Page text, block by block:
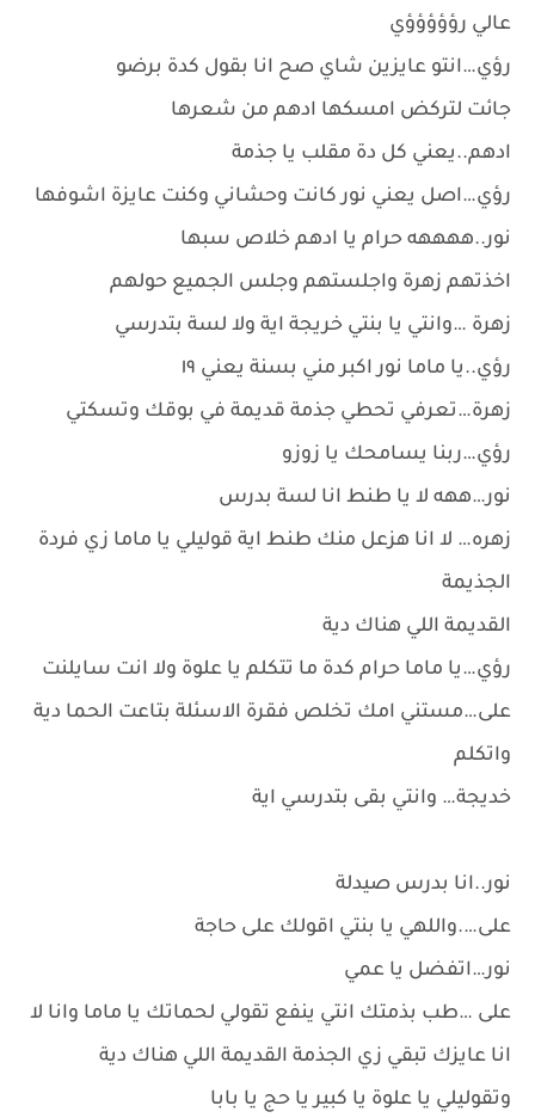
عالي رؤؤؤؤؤي
رؤي…انتو عايزين شاي صح انا بقول كدة برضو
جائت لتركض امسكها ادهم من شعرها
ادهم..يعني كل دة مقلب يا جذمة
رؤي…اصل يعني نور كانت وحشاني وكنت عايزة اشوفها
نور..ههههه حرام يا ادهم خلاص سبها
اخذتهم زهرة واجلستهم وجلس الجميع حولهم
زهرة …وانتي يا بنتي خريجة اية ولا لسة بتدرسي
رؤي..يا ماما نور اكبر مني بسنة يعني ١٩
زهرة…تعرفي تحطي جذمة قديمة في بوقك وتسكتي
رؤي…ربنا يسامحك يا زوزو
نور…ههه لا يا طنط انا لسة بدرس
زهره… لا انا هزعل منك طنط اية قوليلي يا ماما زي فردة
الجذيمة
القديمة اللي هناك دية
رؤي…يا ماما حرام كدة ما تتكلم يا علوة ولا انت سايلنت
على…مستني امك تخلص فقرة الاسئلة بتاعت الحما دية
واتكلم
خديجة… وانتي بقى بتدرسي اية
نور..انا بدرس صيدلة
على….واللهي يا بنتي اقولك على حاجة
نور…اتفضل يا عمي
على …طب بذمتك انتي ينفع تقولي لحماتك يا ماما وانا لا
انا عايزك تبقي زي الجذمة القديمة اللي هناك دية
وتقوليلي يا علوة يا كبير يا حج يا بابا